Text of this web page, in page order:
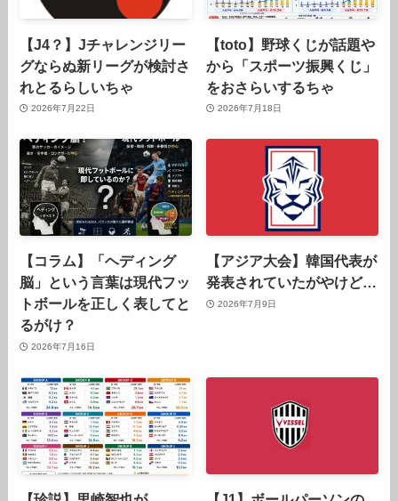
【J4？】Jチャレンジリー
グならぬ新リーグが検討さ
れとるらしいちゃ
2026年7月22日
【toto】野球くじが話題や
から「スポーツ振興くじ」
をおさらいするちゃ
2026年7月18日
【コラム】「ヘディング
脳」という言葉は現代フッ
トボールを正しく表してと
るがけ？
2026年7月16日
【アジア大会】韓国代表が
発表されていたがやけど…
2026年7月9日